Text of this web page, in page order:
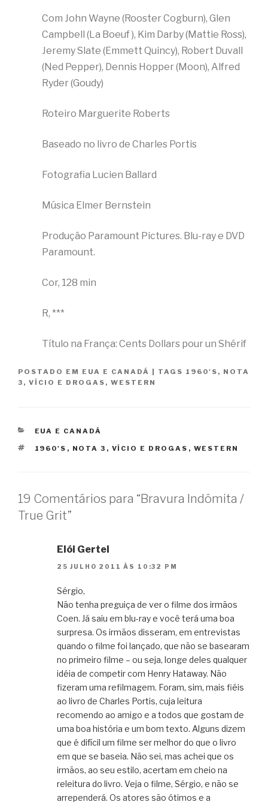
Com John Wayne (Rooster Cogburn), Glen
Campbell (La Boeuf ), Kim Darby (Mattie Ross),
Jeremy Slate (Emmett Quincy), Robert Duvall
(Ned Pepper), Dennis Hopper (Moon), Alfred
Ryder (Goudy)
Roteiro Marguerite Roberts
Baseado no livro de Charles Portis
Fotografia Lucien Ballard
Música Elmer Bernstein
Produção Paramount Pictures. Blu-ray e DVD
Paramount.
Cor, 128 min
R, ***
Título na França: Cents Dollars pour un Shérif
POSTADO EM EUA E CANADÁ | TAGS 1960'S , NOTA
3 , VÍCIO E DROGAS , WESTERN
CATEGORIAS
EUA E CANADÁ
TAGS
1960'S , NOTA 3 , VÍCIO E DROGAS , WESTERN
19 Comentários para “Bravura Indômita /
True Grit”
Elói Gertel
25 JULHO 2011 ÀS 10:32 PM
Sérgio,
Não tenha preguiça de ver o filme dos irmãos
Coen. Já saiu em blu-ray e você terá uma boa
surpresa. Os irmãos disseram, em entrevistas
quando o filme foi lançado, que não se basearam
no primeiro filme – ou seja, longe deles qualquer
idéia de competir com Henry Hataway. Não
fizeram uma refilmagem. Foram, sim, mais fiéis
ao livro de Charles Portis, cuja leitura
recomendo ao amigo e a todos que gostam de
uma boa história e um bom texto. Alguns dizem
que é difícil um filme ser melhor do que o livro
em que se baseia. Não sei, mas achei que os
irmãos, ao seu estilo, acertam em cheio na
releitura do livro. Veja o filme, Sérgio, e não se
arrependerá. Os atores são ótimos e a